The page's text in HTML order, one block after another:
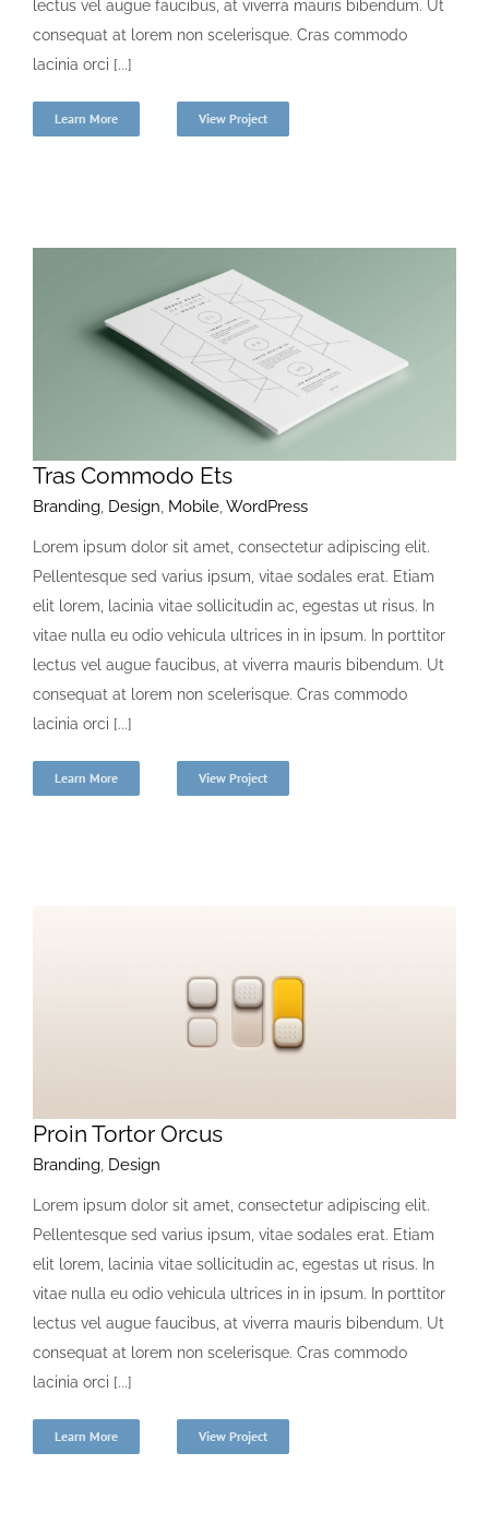
lectus vel augue faucibus, at viverra mauris bibendum. Ut
consequat at lorem non scelerisque. Cras commodo
lacinia orci [...]
Learn More View Project
Tras Commodo Ets
Branding, Design, Mobile,WordPress
Lorem ipsum dolor sit amet, consectetur adipiscing elit.
Pellentesque sed varius ipsum, vitae sodales erat. Etiam
elit lorem, lacinia vitae sollicitudin ac, egestas ut risus. In
vitae nulla eu odio vehicula ultrices in in ipsum. In porttitor
lectus vel augue faucibus, at viverra mauris bibendum. Ut
consequat at lorem non scelerisque. Cras commodo
lacinia orci [...]
Learn More View Project
Proin Tortor Orcus
Branding, Design
Lorem ipsum dolor sit amet, consectetur adipiscing elit.
Pellentesque sed varius ipsum, vitae sodales erat. Etiam
elit lorem, lacinia vitae sollicitudin ac, egestas ut risus. In
vitae nulla eu odio vehicula ultrices in in ipsum. In porttitor
lectus vel augue faucibus, at viverra mauris bibendum. Ut
consequat at lorem non scelerisque. Cras commodo
lacinia orci [...]
Learn More View Project